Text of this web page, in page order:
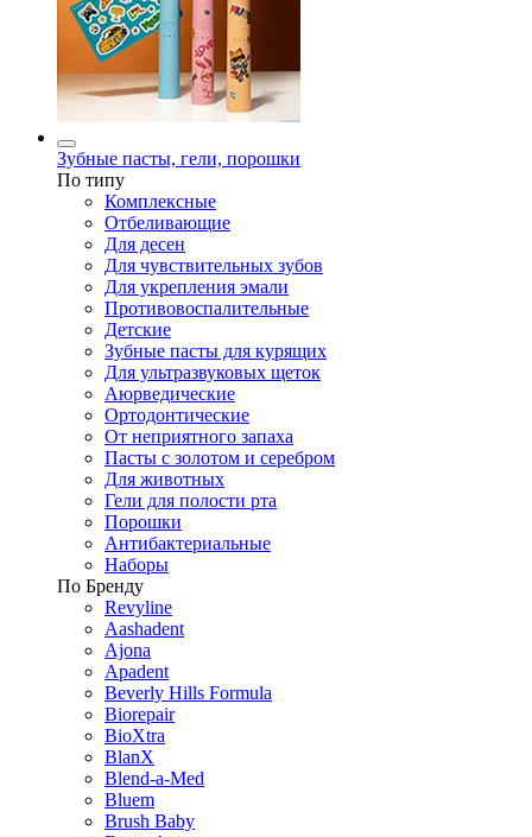
Зубные пасты, гели, порошки
По типу
Комплексные
Отбеливающие
Для десен
Для чувствительных зубов
Для укрепления эмали
Противовоспалительные
Детские
Зубные пасты для курящих
Для ультразвуковых щеток
Аюрведические
Ортодонтические
От неприятного запаха
Пасты с золотом и серебром
Для животных
Гели для полости рта
Порошки
Антибактериальные
Наборы
По Бренду
Revyline
Aashadent
Ajona
Apadent
Beverly Hills Formula
Biorepair
BioXtra
BlanX
Blend-a-Med
Bluem
Brush Baby